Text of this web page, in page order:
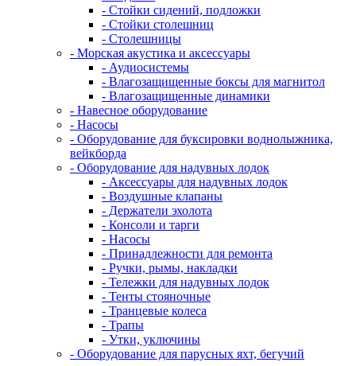
- Стойки сидений, подложки
- Стойки столешниц
- Столешницы
- Морская акустика и аксессуары
- Аудиосистемы
- Влагозащищенные боксы для магнитол
- Влагозащищенные динамики
- Навесное оборудование
- Насосы
- Оборудование для буксировки воднолыжника,
вейкборда
- Оборудование для надувных лодок
- Аксессуары для надувных лодок
- Воздушные клапаны
- Держатели эхолота
- Консоли и тарги
- Насосы
- Принадлежности для ремонта
- Ручки, рымы, накладки
- Тележки для надувных лодок
- Тенты стояночные
- Транцевые колеса
- Трапы
- Утки, уключины
- Оборудование для парусных яхт, бегучий